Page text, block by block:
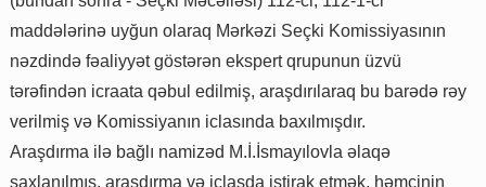
maddələrinə uyğun olaraq Mərkəzi Seçki Komissiyasının
nəzdində fəaliyyət göstərən ekspert qrupunun üzvü
tərəfindən icraata qəbul edilmiş, araşdırılaraq bu barədə rəy
verilmiş və Komissiyanın iclasında baxılmışdır.
Araşdırma ilə bağlı namizəd M.İ.İsmayılovla əlaqə
saxlanılmış, araşdırma və iclasda iştirak etmək, həmçinin